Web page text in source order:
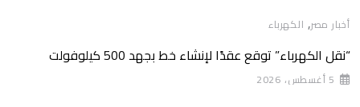
أخبار مصر, الكهرباء
“نقل الكهرباء” توقع عقدًا لإنشاء خط بجهد 500 كيلوفولت
5 أغسطس، 2026